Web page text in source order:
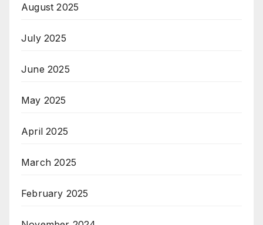
August 2025
July 2025
June 2025
May 2025
April 2025
March 2025
February 2025